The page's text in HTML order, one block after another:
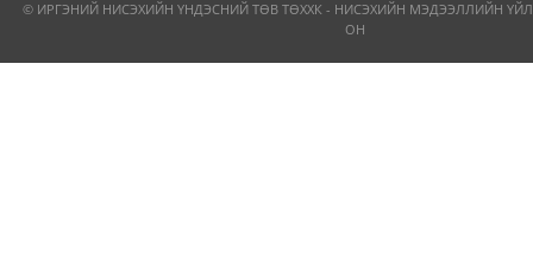
© ИРГЭНИЙ НИСЭХИЙН ҮНДЭСНИЙ ТӨВ ТӨХХК - НИСЭХИЙН МЭДЭЭЛЛИЙН
ОН